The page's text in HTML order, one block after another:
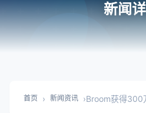
新闻
首页 › 新闻资讯 ›Broom获得300